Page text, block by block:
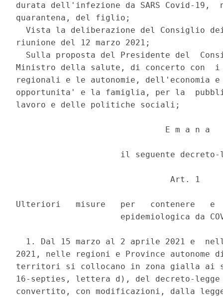
durata dell'infezione da SARS Covid-
quarantena, del figlio;
Vista la deliberazione del Consiglio
riunione del 12 marzo 2021;
Sulla proposta del Presidente del
Ministro della salute, di concerto
regionali e le autonomie,
opportunita' e la famiglia, per la
lavoro e delle politiche sociali;
                              E m a n a
il seguente
                               Art. 1
Ulteriori   misure   per   contenere   e
epidemiologica da
1. Dal 15 marzo al 2 aprile 2021 e
2021, nelle regioni e Province
territori si collocano in zona gialla ai
16-septies, lettera d), del decreto-
convertito, con modificazioni, dalla